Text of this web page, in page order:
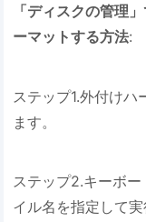
「ディスクの管理
ーマットする方法:
ステップ1.外付け
ます。
ステップ2.キーボ
イル名を指定して